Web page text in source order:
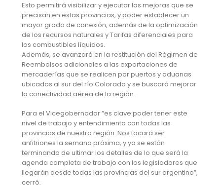
Esto permitirá visibilizar y ejecutar las mejoras que se
precisan en estas provincias, y poder establecer un
mayor grado de conexión, además de la optimización
de los recursos naturales y Tarifas diferenciales para
los combustibles líquidos.
Además, se avanzará en la restitución del Régimen de
Reembolsos adicionales a las exportaciones de
mercaderías que se realicen por puertos y aduanas
ubicados al sur del río Colorado y se buscará mejorar
la conectividad aérea de la región.
Para el Vicegobernador “es clave poder tener este
nivel de trabajo y entendimiento con todas las
provincias de nuestra región. Nos tocará ser
anfitriones la semana próxima, y ya se están
terminando de ultimar los detalles de lo que será la
agenda completa de trabajo con los legisladores que
llegarán desde todas las provincias del sur argentino”,
cerró.